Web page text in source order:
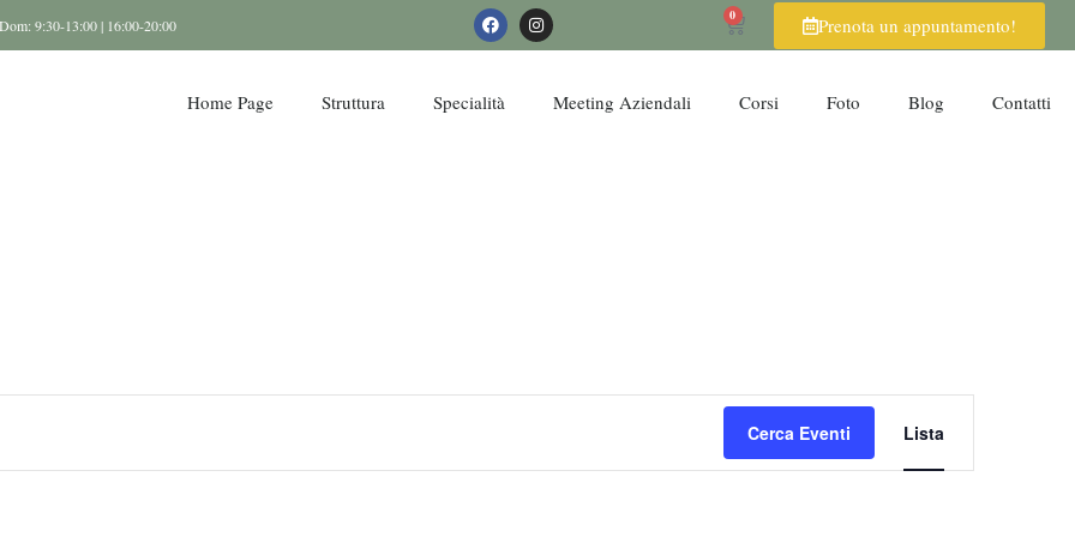
9:30-13:00 | 16:00-20:00
0 Prenota un appuntamento!
Home Page Struttura Specialità Meeting Aziendali Corsi Foto Blog Contatti
Cerca Eventi
Viste
Lista